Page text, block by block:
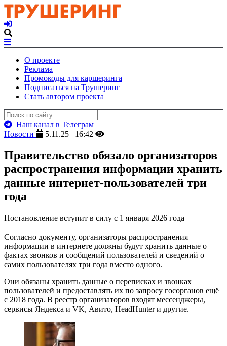
О проекте
Реклама
Промокоды для каршеринга
Подписаться на Трушеринг
Стать автором проекта
Наш канал в Телеграм
Новости
5.11.25 16:42 —
Правительство обязало организаторов
распространения информации хранить
данные интернет-пользователей три
года
Постановление вступит в силу с 1 января 2026 года
Согласно документу, организаторы распространения
информации в интернете должны будут хранить данные о
фактах звонков и сообщений пользователей и сведений о
самих пользователях три года вместо одного.
Они обязаны хранить данные о переписках и звонках
пользователей и предоставлять их по запросу госорганов ещё
с 2018 года. В реестр организаторов входят мессенджеры,
сервисы Яндекса и VK, Авито, HeadHunter и другие.